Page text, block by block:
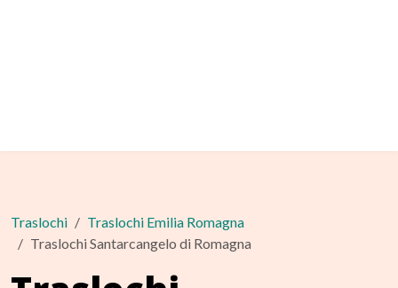
Traslochi
Traslochi Emilia Romagna
Traslochi Santarcangelo di Romagna